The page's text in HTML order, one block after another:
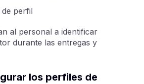
de perfil
al personal a identificar
durante las entregas y
los perfiles de